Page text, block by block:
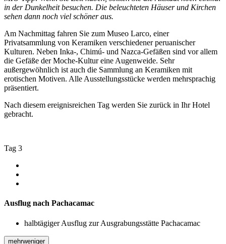
in der Dunkelheit besuchen. Die beleuchteten Häuser und Kirchen
sehen dann noch viel schöner aus.
Am Nachmittag fahren Sie zum Museo Larco, einer
Privatsammlung von Keramiken verschiedener peruanischer
Kulturen. Neben Inka-, Chimú- und Nazca-Gefäßen sind vor allem
die Gefäße der Moche-Kultur eine Augenweide. Sehr
außergewöhnlich ist auch die Sammlung an Keramiken mit
erotischen Motiven. Alle Ausstellungsstücke werden mehrsprachig
präsentiert.
Nach diesem ereignisreichen Tag werden Sie zurück in Ihr Hotel
gebracht.
Tag 3
Ausflug nach Pachacamac
halbtägiger Ausflug zur Ausgrabungsstätte Pachacamac
mehrweniger